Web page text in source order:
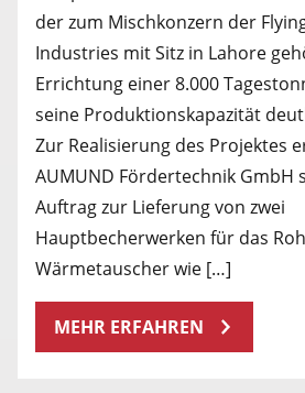
der zum Mischkonzern der
Industries mit Sitz in Lahore
Errichtung einer 8.000
seine Produktionskapazität
Zur Realisierung des Projektes
AUMUND Fördertechnik GmbH
Auftrag zur Lieferung von zwei
Hauptbecherwerken für das
Wärmetauscher wie […]
MEHR ERFAHREN